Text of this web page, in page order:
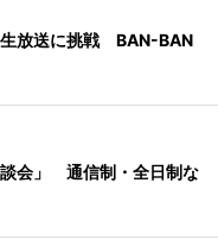
生放送に挑戦 BAN-BAN
会」 通信制・全日制な